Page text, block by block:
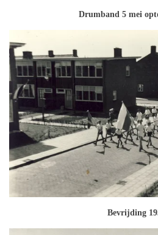
Drumband 5 mei
Bevrijding